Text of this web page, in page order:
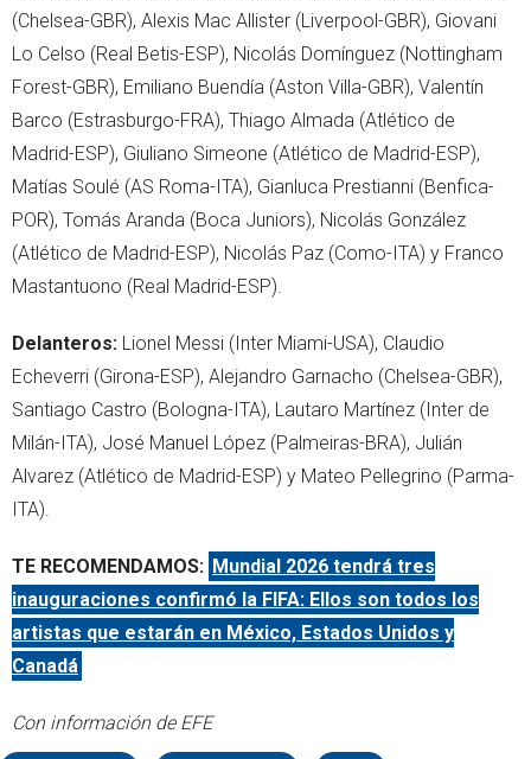
(Chelsea-GBR), Alexis Mac Allister (Liverpool-GBR), Giovani
Lo Celso (Real Betis-ESP), Nicolás Domínguez (Nottingham
Forest-GBR), Emiliano Buendía (Aston Villa-GBR), Valentín
Barco (Estrasburgo-FRA), Thiago Almada (Atlético de
Madrid-ESP), Giuliano Simeone (Atlético de Madrid-ESP),
Matías Soulé (AS Roma-ITA), Gianluca Prestianni (Benfica-
POR), Tomás Aranda (Boca Juniors), Nicolás González
(Atlético de Madrid-ESP), Nicolás Paz (Como-ITA) y Franco
Mastantuono (Real Madrid-ESP).
Delanteros: Lionel Messi (Inter Miami-USA), Claudio
Echeverri (Girona-ESP), Alejandro Garnacho (Chelsea-GBR),
Santiago Castro (Bologna-ITA), Lautaro Martínez (Inter de
Milán-ITA), José Manuel López (Palmeiras-BRA), Julián
Alvarez (Atlético de Madrid-ESP) y Mateo Pellegrino (Parma-
ITA).
TE RECOMENDAMOS: Mundial 2026 tendrá tres
inauguraciones confirmó la FIFA: Ellos son todos los
artistas que estarán en México, Estados Unidos y
Canadá
Con información de EFE